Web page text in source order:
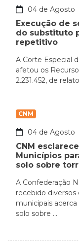
04 de Agosto
Execução de
do substituto
repetitivo
A Corte Especial
afetou os
2.231.452, de
CNM
04 de Agosto
CNM
Municípios
solo sobre
A Confederação
recebido
municipais
solo sobre ...